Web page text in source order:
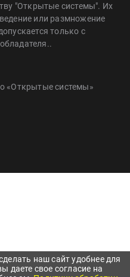
"Открытые системы". Их
или размножение
только с
«Открытые системы»
наш сайт удобнее для
даете свое согласие на